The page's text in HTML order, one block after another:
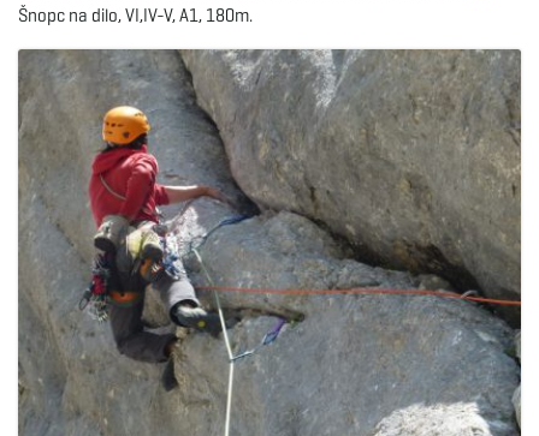
e
n
Šnopc na dilo, VI,IV-V, A1, 180m.